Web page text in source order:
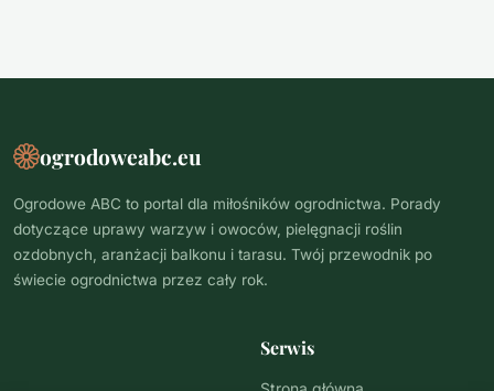
ogrodoweabc.eu
Ogrodowe ABC to portal dla miłośników ogrodnictwa. Porady
dotyczące uprawy warzyw i owoców, pielęgnacji roślin
ozdobnych, aranżacji balkonu i tarasu. Twój przewodnik po
świecie ogrodnictwa przez cały rok.
Serwis